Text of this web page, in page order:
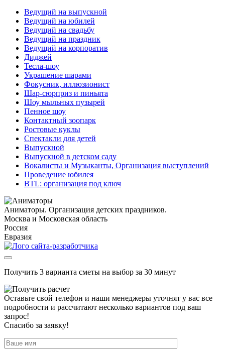
Ведущий на выпускной
Ведущий на юбилей
Ведущий на свадьбу
Ведущий на праздник
Ведущий на корпоратив
Диджей
Тесла-шоу
Украшение шарами
Фокусник, иллюзионист
Шар-сюрприз и пиньята
Шоу мыльных пузырей
Пенное шоу
Контактный зоопарк
Ростовые куклы
Спектакли для детей
Выпускной
Выпускной в детском саду
Вокалисты и Музыканты, Организация выступлений
Проведение юбилея
BTL: организация под ключ
Аниматоры. Организация детских праздников.
Москва и Московская область
Россия
Евразия
Получить 3 варианта сметы на выбор за 30 минут
Оставьте свой телефон и наши менеджеры уточнят у вас все
подробности и рассчитают несколько вариантов под ваш
запрос!
Спасибо за заявку!